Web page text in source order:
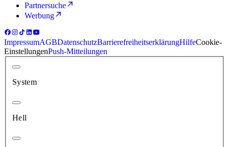
Partnersuche
Werbung
ImpressumAGBDatenschutzBarrierefreiheitserklärungHilfeCookie-
EinstellungenPush-Mitteilungen
System
Hell